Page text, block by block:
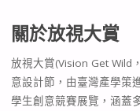
關於放視大賞
放視大賞(Vision Get Wild
意設計節，由臺灣產學策
學生創意競賽展覽，涵蓋